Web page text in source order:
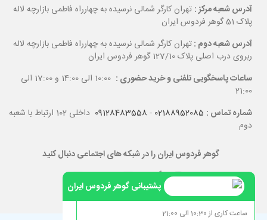
آدرس شعبه مرکز : تهران کارگر شمالی نرسیده به چهارراه فاطمی بازارچه لاله
پلاک 51 گوهر فردوس ایران
آدرس شعبه دوم :تهران کارگر شمالی نرسیده به چهارراه فاطمی بازارچه لاله
ربروی درب اصلی پلاک 127/10 گوهر فردوس ایران
ساعات پاسخگویی تلفنی و خرید حضوری :
10:00 الی 14:00 و 17:00 الی
21:00
شماره تماس : 02188952085
-
09128483558
داخلی 102 ارتباط با شعبه
دوم
گوهر فردوس ایران را در شبکه های اجتماعی دنبال کنید
پشتیبانی گوهر فردوس ایران
ساعت کاری از 10:30 الی 21:00